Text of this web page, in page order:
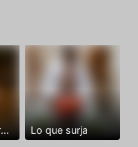
Dominantenegro ya Lo que surja